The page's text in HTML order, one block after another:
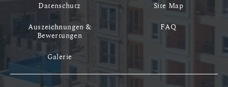
Datenschutz
Site Map
Auszeichnungen &
Bewertungen
FAQ
Galerie